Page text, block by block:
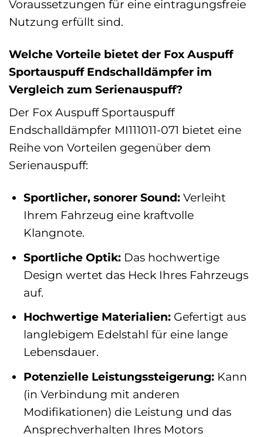
Voraussetzungen für eine eintragungsfreie
Nutzung erfüllt sind.
Welche Vorteile bietet der Fox Auspuff
Sportauspuff Endschalldämpfer im
Vergleich zum Serienauspuff?
Der Fox Auspuff Sportauspuff
Endschalldämpfer MI111011-071 bietet eine
Reihe von Vorteilen gegenüber dem
Serienauspuff:
Sportlicher, sonorer Sound:Verleiht
Ihrem Fahrzeug eine kraftvolle
Klangnote.
Sportliche Optik:Das hochwertige
Design wertet das Heck Ihres Fahrzeugs
auf.
Hochwertige Materialien:Gefertigt aus
langlebigem Edelstahl für eine lange
Lebensdauer.
Potenzielle Leistungssteigerung:Kann
(in Verbindung mit anderen
Modifikationen) die Leistung und das
Ansprechverhalten Ihres Motors